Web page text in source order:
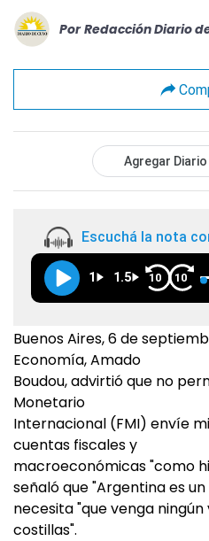
Por Redacción Diario
Agregar Diario
Escuchá la nota
1 1.5 10 10
Buenos Aires, 6 de
Economía, Amado
Boudou, advirtió que no
Monetario
Internacional (FMI) envíe
cuentas fiscales y
macroeconómicas "como
señaló que "Argentina es
necesita "que venga
costillas".